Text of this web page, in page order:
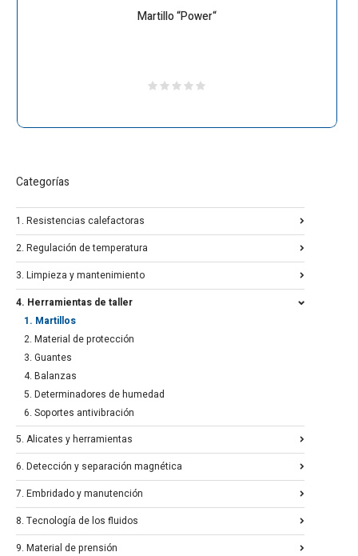
Martillo “Power“
Categorías
1. Resistencias calefactoras
2. Regulación de temperatura
3. Limpieza y mantenimiento
4. Herramientas de taller
1. Martillos
2. Material de protección
3. Guantes
4. Balanzas
5. Determinadores de humedad
6. Soportes antivibración
5. Alicates y herramientas
6. Detección y separación magnética
7. Embridado y manutención
8. Tecnología de los fluidos
9. Material de prensión